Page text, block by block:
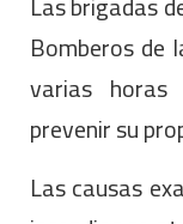
Bomberos de
varias
prevenir su
Las causas